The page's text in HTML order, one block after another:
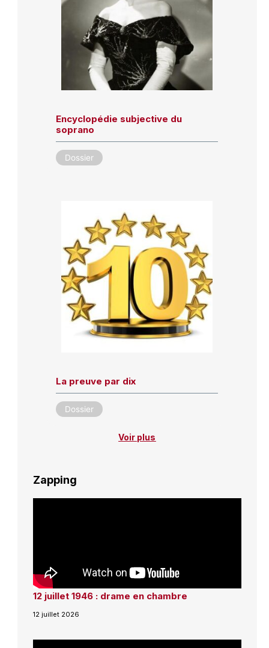
Encyclopédie subjective du
soprano
Dossier
La preuve par dix
Dossier
Voir plus
Zapping
12 juillet 1946 : drame en chambre
12 juillet 2026